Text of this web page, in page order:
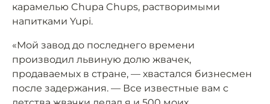
карамелью Chupa Chups, растворимыми
напитками Yupi.
«Мой завод до последнего времени
производил львиную долю жвачек,
продаваемых в стране, — хвастался бизнесмен
после задержания. — Все известные вам с